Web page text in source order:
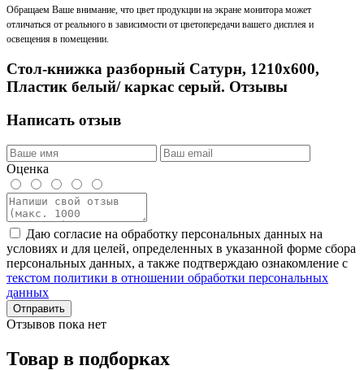
Обращаем Ваше внимание, что цвет продукции на экране монитора может
отличаться от реального в зависимости от цветопередачи вашего дисплея и
освещения в помещении.
Стол-книжка разборный Сатурн, 1210х600,
Пластик белый/ каркас серый. Отзывы
Написать отзыв
Оценка
Даю согласие на обработку персональных данных на
условиях и для целей, определенных в указанной форме сбора
персональных данных, а также подтверждаю ознакомление с
текстом политики в отношении обработки персональных
данных
Отправить
Отзывов пока нет
Товар в подборках